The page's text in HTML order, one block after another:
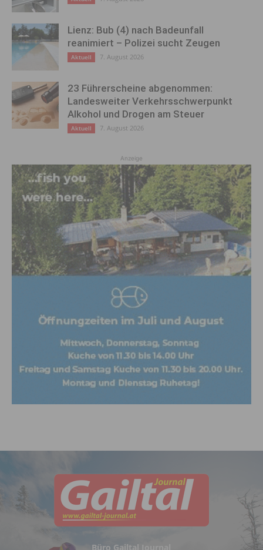
Lienz: Bub (4) nach Badeunfall
reanimiert – Polizei sucht Zeugen
Aktuell 7. August 2026
23 Führerscheine abgenommen:
Landesweiter Verkehrsschwerpunkt
Alkohol und Drogen am Steuer
Aktuell 7. August 2026
Anzeige
Büro Gailtal Journal